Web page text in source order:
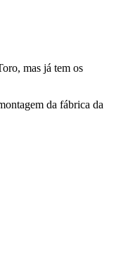
mas já tem os
da fábrica da